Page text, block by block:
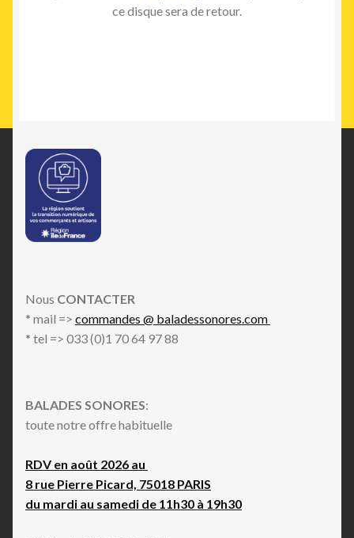
ce disque sera de retour.
Nous CONTACTER
* mail => commandes @ baladessonores.com
* tel => 033 (0)1 70 64 97 88
BALADES SONORES:
toute notre offre habituelle
RDV en août 2026 au
8 rue Pierre Picard, 75018 PARIS
du mardi au samedi de 11h30 à 19h30